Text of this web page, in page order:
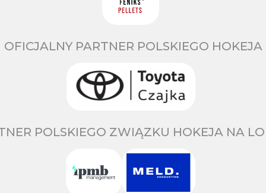
OFICJALNY PARTNER POLSKIEGO HOKEJA
POLSKIEGO ZWIĄZKU HOKEJA NA